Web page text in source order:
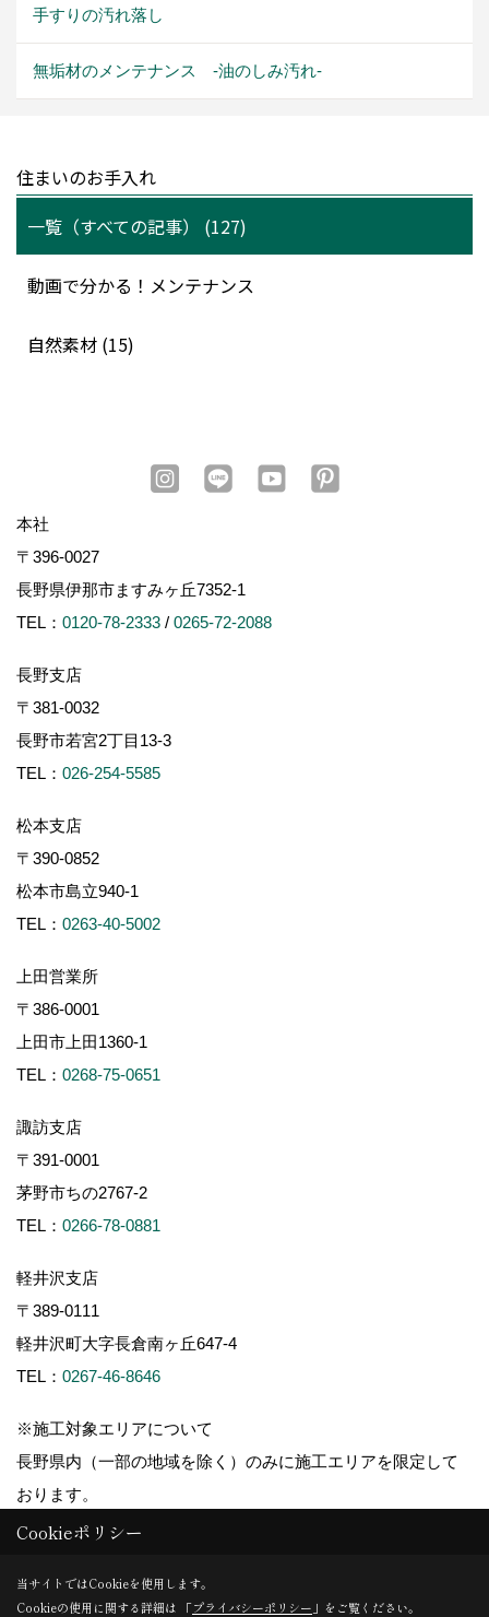
手すりの汚れ落し
無垢材のメンテナンス -油のしみ汚れ-
住まいのお手入れ
一覧（すべての記事） (127)
動画で分かる！メンテナンス
自然素材 (15)
本社
〒396-0027
長野県伊那市ますみヶ丘7352-1
TEL： 0120-78-2333 / 0265-72-2088
長野支店
〒381-0032
長野市若宮2丁目13-3
TEL： 026-254-5585
松本支店
〒390-0852
松本市島立940-1
TEL： 0263-40-5002
上田営業所
〒386-0001
上田市上田1360-1
TEL： 0268-75-0651
諏訪支店
〒391-0001
茅野市ちの2767-2
TEL： 0266-78-0881
軽井沢支店
〒389-0111
軽井沢町大字長倉南ヶ丘647-4
TEL： 0267-46-8646
※施工対象エリアについて
長野県内（一部の地域を除く）のみに施工エリアを限定して
おります。
Copyright (c) ForestCorporation. All Rights Reserved.
Cookieポリシー
当サイトではCookieを使用します。
Cookieの使用に関する詳細は 「プライバシーポリシー 」をご覧ください。